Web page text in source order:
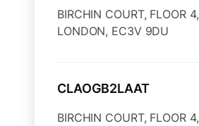
BIRCHIN COURT, FLOOR 4,
LONDON, EC3V 9DU
CLAOGB2LAAT
BIRCHIN COURT, FLOOR 4,